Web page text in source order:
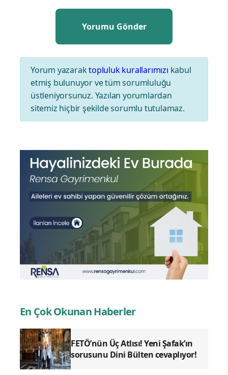
Yorum yazaraktopluluk kurallarımızı kabul
etmiş bulunuyor ve tüm sorumluluğu
üstleniyorsunuz. Yazılan yorumlardan
sitemiz hiçbir şekilde sorumlu tutulamaz.
En Çok Okunan Haberler
FETÖ’nün Üç Atlısı! Yeni Şafak’ın
sorusunu Dini Bülten cevaplıyor!